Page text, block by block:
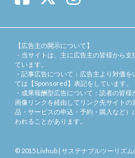
【広告主の開示について】
・当サイトは、主に広告主の皆様から
ています。
・記事広告について：広告主より対価
ては【Sponsored】表記をしています。
・成果報酬型広告について：読者の皆
画像リンクを経由してリンク先サイト
品・サービスの申込・予約・購入など
われることがあります。
© 2015 Livhub | サステナブルツーリズム